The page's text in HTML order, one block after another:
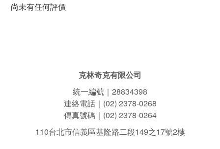
尚未有任何評價
克林奇克有限公司
統一編號｜28834398
連絡電話｜(02) 2378-0268
傳真號碼｜(02) 2378-0264
110台北市信義區基隆路二段149之17號2樓